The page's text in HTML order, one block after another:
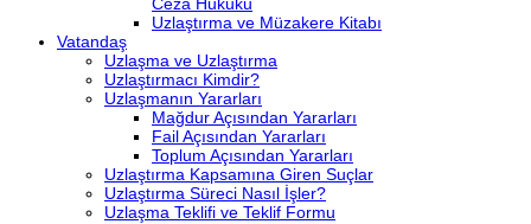
Uzlaştırma ve Müzakere Kitabı
Vatandaş
Uzlaşma ve Uzlaştırma
Uzlaştırmacı Kimdir?
Uzlaşmanın Yararları
Mağdur Açısından Yararları
Fail Açısından Yararları
Toplum Açısından Yararları
Uzlaştırma Kapsamına Giren Suçlar
Uzlaştırma Süreci Nasıl İşler?
Uzlaşma Teklifi ve Teklif Formu